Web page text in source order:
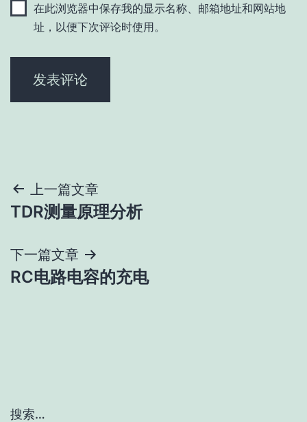
在此浏览器中保存我的显示名称、邮箱地址和网站地
址，以便下次评论时使用。
文
章
导
航
上一篇文章
TDR测量原理分析
下一篇文章
RC电路电容的充电
搜索…